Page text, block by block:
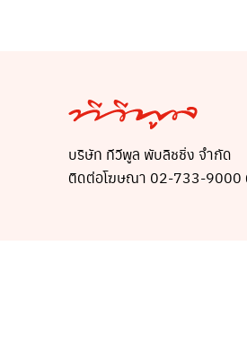
บริษัท ทีวีพูล พับลิชชิ่ง จำกัด
ติดต่อโฆษณา 02-733-9000